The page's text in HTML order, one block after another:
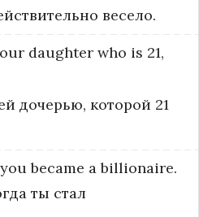
весело.
daughter who is 21,
дочерью, которой 21
you became a billionaire.
ты стал